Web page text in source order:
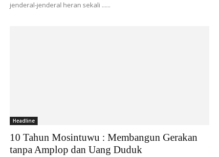
jenderal-jenderal heran sekali ......
Headline
10 Tahun Mosintuwu : Membangun Gerakan
tanpa Amplop dan Uang Duduk